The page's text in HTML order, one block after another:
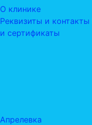
О клинике
Реквизиты и контакты
и сертификаты
Апрелевка